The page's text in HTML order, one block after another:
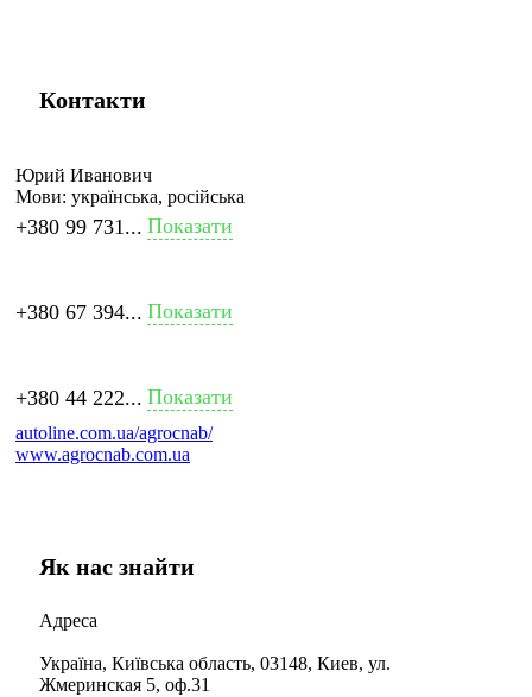
Контакти
Юрий Иванович
Мови: українська, російська
+380 99 731... Показати
+380 67 394... Показати
+380 44 222... Показати
autoline.com.ua/agrocnab/
www.agrocnab.com.ua
Як нас знайти
Адреса
Україна, Київська область, 03148, Киев, ул.
Жмеринская 5, оф.31